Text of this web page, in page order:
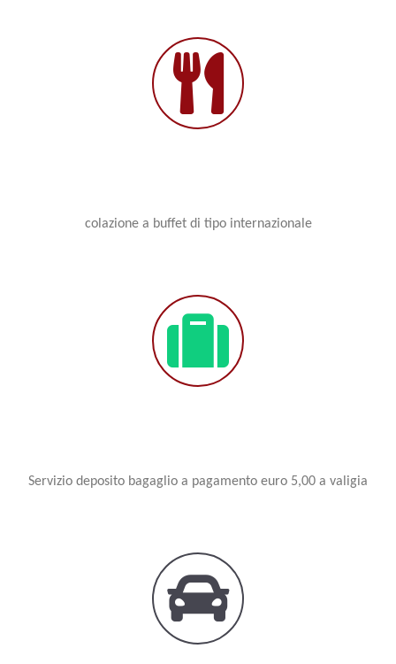
colazione a buffet di tipo internazionale
Servizio deposito bagaglio a pagamento euro 5,00 a valigia